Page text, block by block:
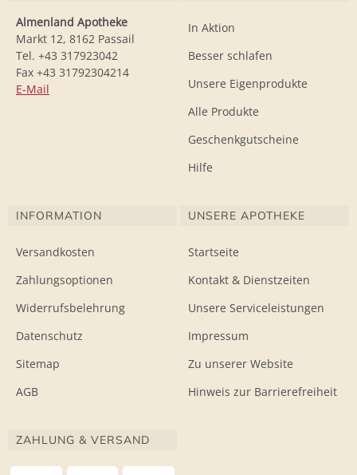
Almenland Apotheke
Markt 12, 8162 Passail
Tel. +43 317923042
Fax +43 31792304214
E-Mail
In Aktion
Besser schlafen
Unsere Eigenprodukte
Alle Produkte
Geschenkgutscheine
Hilfe
INFORMATION
Versandkosten
Zahlungsoptionen
Widerrufsbelehrung
Datenschutz
Sitemap
AGB
UNSERE APOTHEKE
Startseite
Kontakt & Dienstzeiten
Unsere Serviceleistungen
Impressum
Zu unserer Website
Hinweis zur Barrierefreiheit
ZAHLUNG & VERSAND